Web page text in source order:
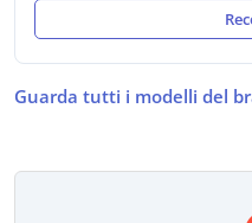
Guarda tutti i modelli del